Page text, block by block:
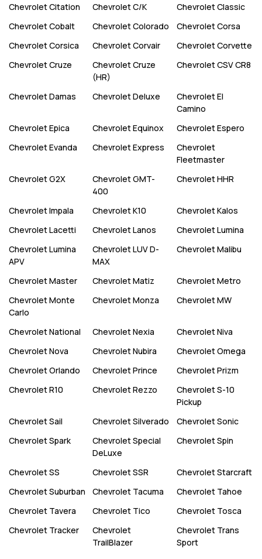
ChevroletCitation ChevroletC/K ChevroletClassic
ChevroletCobalt ChevroletColorado ChevroletCorsa
ChevroletCorsica ChevroletCorvair ChevroletCorvette
ChevroletCruze ChevroletCruze
(HR)
ChevroletCSV CR8
ChevroletDamas ChevroletDeluxe ChevroletEl
Camino
ChevroletEpica ChevroletEquinox ChevroletEspero
ChevroletEvanda ChevroletExpress
Chevrolet
Fleetmaster
ChevroletG2X ChevroletGMT-
400
ChevroletHHR
ChevroletImpala ChevroletK10 ChevroletKalos
ChevroletLacetti ChevroletLanos ChevroletLumina
ChevroletLumina
APV
ChevroletLUV D-
MAX
ChevroletMalibu
ChevroletMaster ChevroletMatiz ChevroletMetro
ChevroletMonte
Carlo
ChevroletMonza ChevroletMW
ChevroletNational ChevroletNexia ChevroletNiva
ChevroletNova ChevroletNubira ChevroletOmega
ChevroletOrlando ChevroletPrince ChevroletPrizm
ChevroletR10 ChevroletRezzo ChevroletS-10
Pickup
ChevroletSail ChevroletSilverado ChevroletSonic
ChevroletSpark ChevroletSpecial
DeLuxe
ChevroletSpin
ChevroletSS ChevroletSSR ChevroletStarcraft
ChevroletSuburban Chevrolet Tacuma Chevrolet Tahoe
Chevrolet Tavera Chevrolet Tico Chevrolet Tosca
Chevrolet Tracker
Chevrolet
TrailBlazer
Chevrolet Trans
Sport